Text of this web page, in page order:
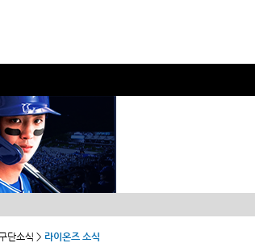
단소식 > 라이온즈 소식